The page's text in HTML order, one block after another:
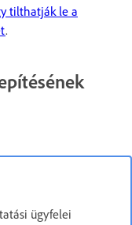
tilthatják le a
.
ügyfelei